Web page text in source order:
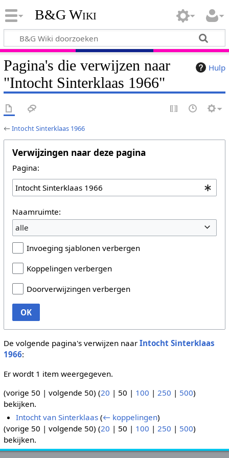
B&G Wiki
Hulp
Pagina's die verwijzen naar
"Intocht Sinterklaas 1966"
←Intocht Sinterklaas 1966
Verwijzingen naar deze pagina
Pagina:
Naamruimte:
alle
Invoeging sjablonen verbergen
Koppelingen verbergen
Doorverwijzingen verbergen
OK
De volgende pagina's verwijzen naar Intocht Sinterklaas
1966:
Er wordt 1 item weergegeven.
(vorige 50 | volgende 50) (20 | 50 | 100 | 250 | 500)
bekijken.
Intocht van Sinterklaas (← koppelingen)
(vorige 50 | volgende 50) (20 | 50 | 100 | 250 | 500)
bekijken.